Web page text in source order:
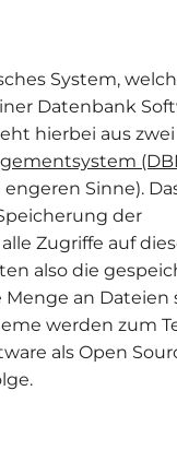
System,
Datenbank
hierbei aus zwei
Sinne).
der
Zugriffe auf
also die
an Dateien
werden zum
als Open